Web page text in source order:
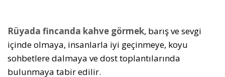
Rüyada fincanda kahve görmek, barış ve sevgi
içinde olmaya, insanlarla iyi geçinmeye, koyu
sohbetlere dalmaya ve dost toplantılarında
bulunmaya tabir edilir.